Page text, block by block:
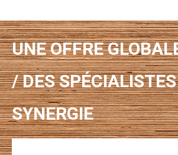
UNE OFFRE
/ DES
SYNERGIE